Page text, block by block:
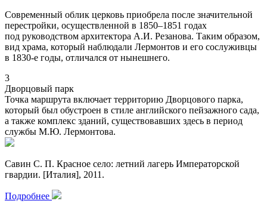
Современный облик церковь приобрела после значительной
перестройки, осуществленной в 1850–1851 годах
под руководством архитектора А.И. Резанова. Таким образом,
вид храма, который наблюдали Лермонтов и его сослуживцы
в 1830-е годы, отличался от нынешнего.
3
Дворцовый парк
Точка маршрута включает территорию Дворцового парка,
который был обустроен в стиле английского пейзажного сада,
а также комплекс зданий, существовавших здесь в период
службы М.Ю. Лермонтова.
Савин С. П. Красное село: летний лагерь Императорской
гвардии. [Италия], 2011.
Подробнее